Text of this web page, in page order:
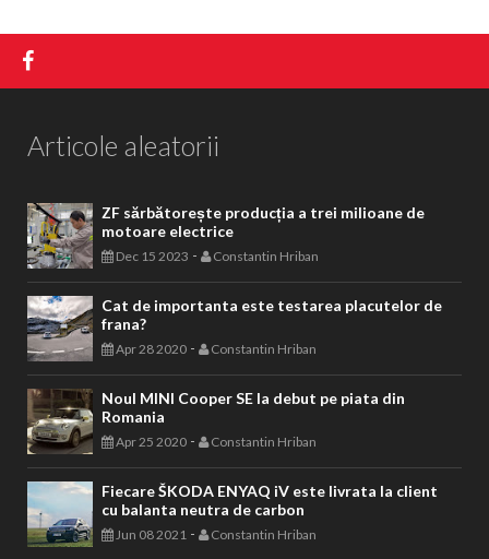
Articole aleatorii
ZF sărbătorește producția a trei milioane de
motoare electrice
Dec 15 2023 - Constantin Hriban
Cat de importanta este testarea placutelor de
frana?
Apr 28 2020 - Constantin Hriban
Noul MINI Cooper SE la debut pe piata din
Romania
Apr 25 2020 - Constantin Hriban
Fiecare ŠKODA ENYAQ iV este livrata la client
cu balanta neutra de carbon
Jun 08 2021 - Constantin Hriban